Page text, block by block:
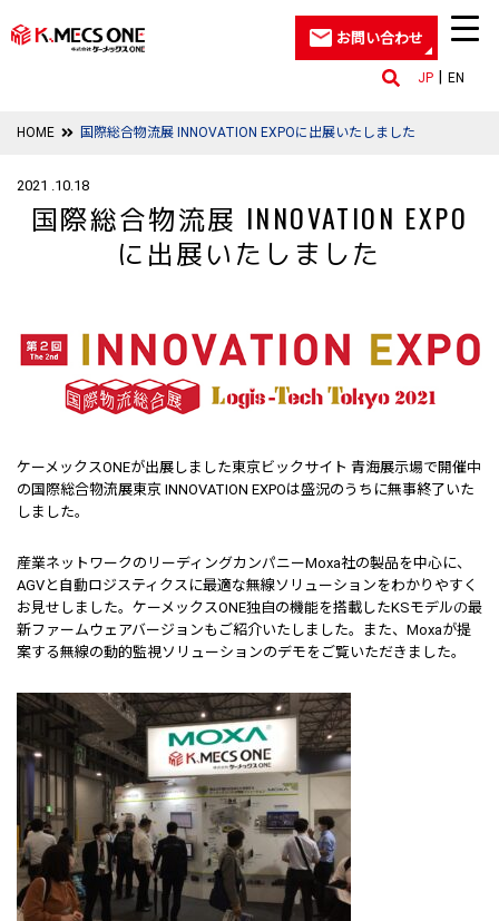
JP EN
お問い合わせ
HOME 国際総合物流展 INNOVATION EXPOに出展いたしました
2021 .10.18
国際総合物流展 INNOVATION EXPO
に出展いたしました
ケーメックスONEが出展しました東京ビックサイト 青海展示場で開催中
の国際総合物流展東京 INNOVATION EXPOは盛況のうちに無事終了いた
しました。
産業ネットワークのリーディングカンパニーMoxa社の製品を中心に、
AGVと自動ロジスティクスに最適な無線ソリューションをわかりやすく
お見せしました。ケーメックスONE独自の機能を搭載したKSモデルの最
新ファームウェアバージョンもご紹介いたしました。また、Moxaが提
案する無線の動的監視ソリューションのデモをご覧いただきました。